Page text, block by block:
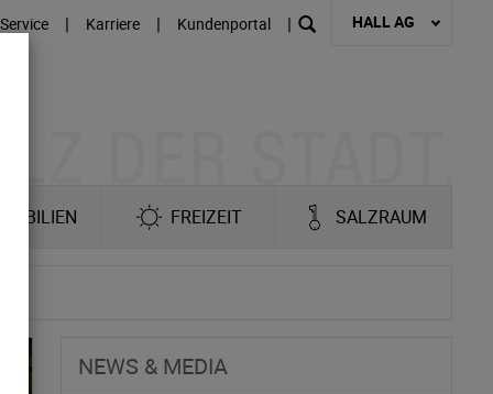
Service | Karriere | Kundenportal | HALL AG
FREIZEIT SALZRAUM
NEWS & MEDIA